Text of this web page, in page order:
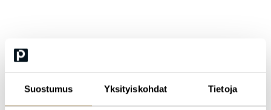
Suostumus Yksityiskohdat Tietoja